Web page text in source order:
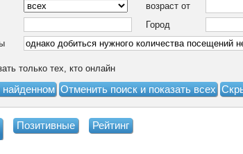
возраст от
Город
только тех, кто онлайн
Позитивные Рейтинг